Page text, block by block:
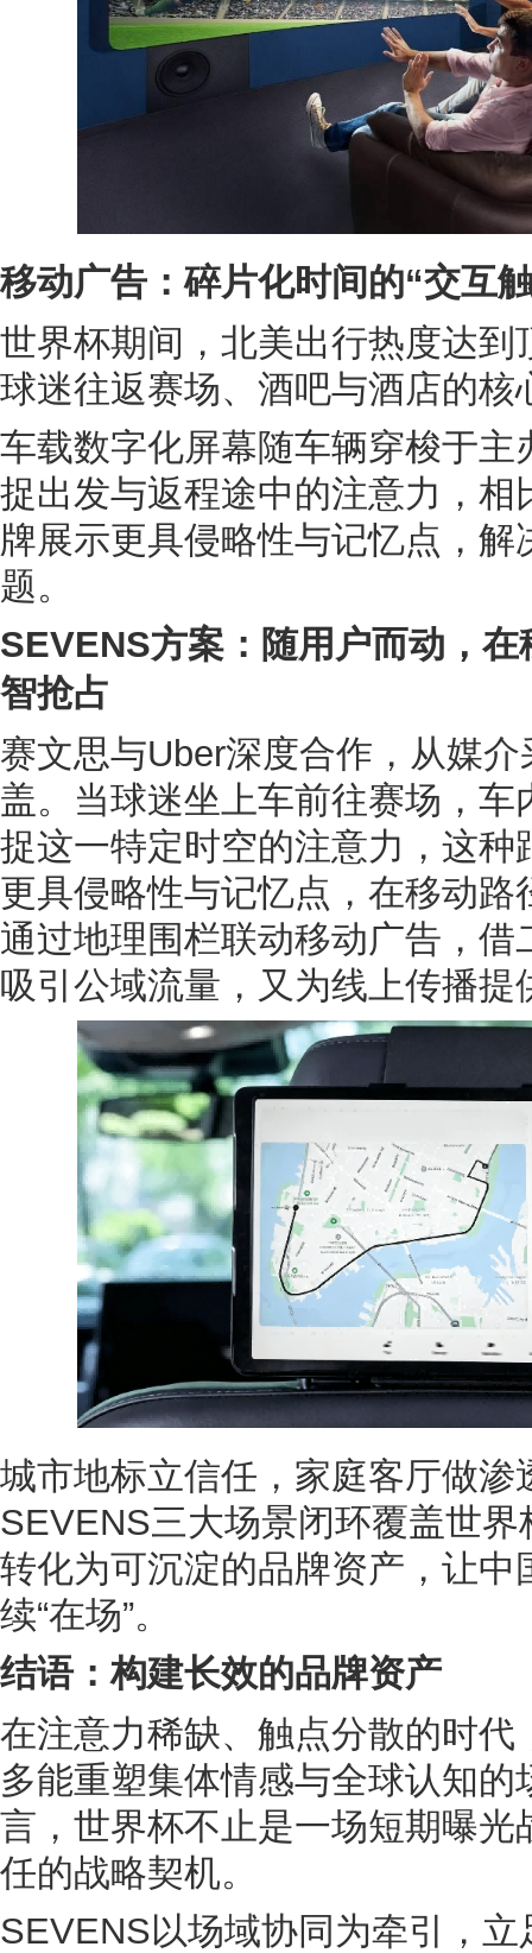
移动广告：碎片化时间的“交互
世界杯期间，北美出行热度达到
球迷往返赛场、酒吧与酒店的核
车载数字化屏幕随车辆穿梭于
捉出发与返程途中的注意力，
牌展示更具侵略性与记忆点，解
题。
SEVENS方案：随用户而动，
智抢占
赛文思与Uber深度合作，从媒
盖。当球迷坐上车前往赛场，
捉这一特定时空的注意力，这
更具侵略性与记忆点，在移动路
通过地理围栏联动移动广告，
吸引公域流量，又为线上传播提
城市地标立信任，家庭客厅做
SEVENS三大场景闭环覆盖世
转化为可沉淀的品牌资产，让中
续“在场”。
结语：构建长效的品牌资产
在注意力稀缺、触点分散的时
多能重塑集体情感与全球认知
言，世界杯不止是一场短期曝
任的战略契机。
SEVENS以场域协同为牵引，